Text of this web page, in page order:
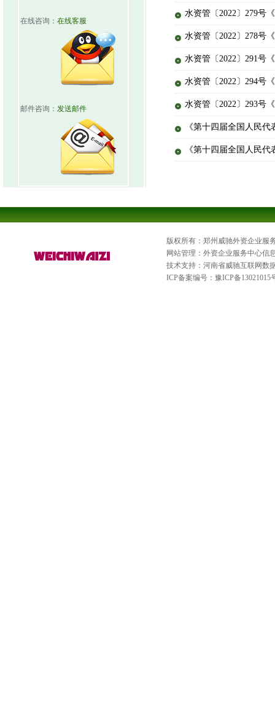
在线咨询： 在线客服
邮件咨询： 发送邮件
水资管〔2022〕279号
水资管〔2022〕278号
水资管〔2022〕291号
水资管〔2022〕294号
水资管〔2022〕293号
《第十四届全国人民
《第十四届全国人民
版权所有：郑州威驰外资企业服
网站管理：外资企业服务中心信
技术支持：河南省威驰互联网数
ICP备案编号： 豫ICP备13021015